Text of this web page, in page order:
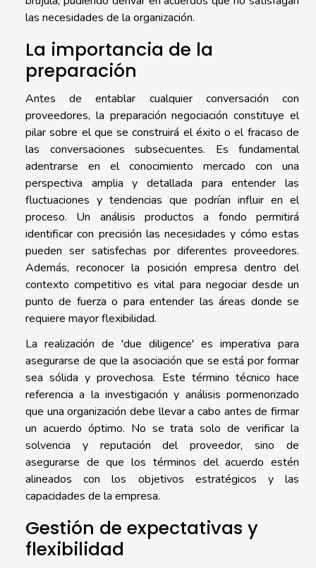
las necesidades de la organización.
La importancia de la
preparación
Antes de entablar cualquier conversación con
proveedores, la preparación negociación constituye el
pilar sobre el que se construirá el éxito o el fracaso de
las conversaciones subsecuentes. Es fundamental
adentrarse en el conocimiento mercado con una
perspectiva amplia y detallada para entender las
fluctuaciones y tendencias que podrían influir en el
proceso. Un análisis productos a fondo permitirá
identificar con precisión las necesidades y cómo estas
pueden ser satisfechas por diferentes proveedores.
Además, reconocer la posición empresa dentro del
contexto competitivo es vital para negociar desde un
punto de fuerza o para entender las áreas donde se
requiere mayor flexibilidad.
La realización de 'due diligence' es imperativa para
asegurarse de que la asociación que se está por formar
sea sólida y provechosa. Este término técnico hace
referencia a la investigación y análisis pormenorizado
que una organización debe llevar a cabo antes de firmar
un acuerdo óptimo. No se trata solo de verificar la
solvencia y reputación del proveedor, sino de
asegurarse de que los términos del acuerdo estén
alineados con los objetivos estratégicos y las
capacidades de la empresa.
Gestión de expectativas y
flexibilidad